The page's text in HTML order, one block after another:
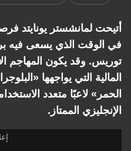
أتيحت لمانشستر يونايتد
في الوقت الذي يسعى فيه
توريس. وقد يكون المهاجم
المالية التي يواجهها
الحمر» لاعبًا متعدد
الإنجليزي الممتاز.